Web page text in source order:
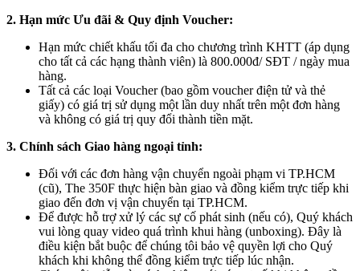
2. Hạn mức Ưu đãi & Quy định Voucher:
Hạn mức chiết khấu tối đa cho chương trình KHTT (áp dụng
cho tất cả các hạng thành viên) là 800.000đ/ SĐT / ngày mua
hàng.
Tất cả các loại Voucher (bao gồm voucher điện tử và thẻ
giấy) có giá trị sử dụng một lần duy nhất trên một đơn hàng
và không có giá trị quy đổi thành tiền mặt.
3. Chính sách Giao hàng ngoại tỉnh:
Đối với các đơn hàng vận chuyển ngoài phạm vi TP.HCM
(cũ), The 350F thực hiện bàn giao và đồng kiểm trực tiếp khi
giao đến đơn vị vận chuyển tại TP.HCM.
Để được hỗ trợ xử lý các sự cố phát sinh (nếu có), Quý khách
vui lòng quay video quá trình khui hàng (unboxing). Đây là
điều kiện bắt buộc để chúng tôi bảo vệ quyền lợi cho Quý
khách khi không thể đồng kiểm trực tiếp lúc nhận.